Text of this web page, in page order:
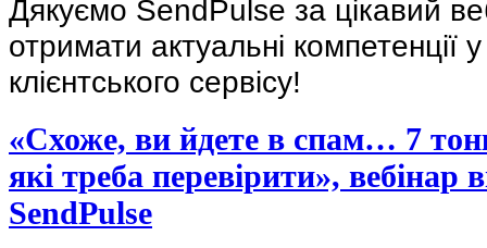
Дякуємо SendPulse за цікавий
отримати актуальні компетенції
клієнтського сервісу!
«Схоже, ви йдете в спам… 7
які треба перевірити», вебінар
SendPulse